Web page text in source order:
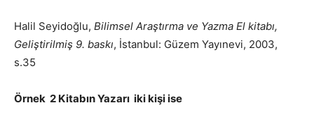
Halil Seyidoğlu, Bilimsel Araştırma ve Yazma El kitabı,
Geliştirilmiş 9. baskı, İstanbul: Güzem Yayınevi, 2003,
s.35
Örnek 2 Kitabın Yazarı iki kişi ise